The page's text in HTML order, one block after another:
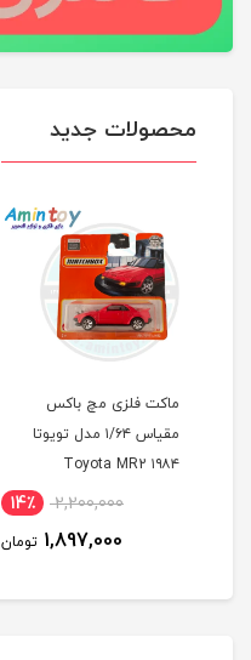
محصولات جدید
ماکت فلزی مچ باکس
مقیاس ۱/۶۴ مدل تویوتا
۱۹۸۴ Toyota MR2
2,200,000 14٪
1,897,000 تومان